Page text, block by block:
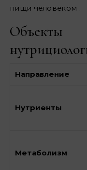
пищи человеком .
Направление
Нутриенты
Метаболизм